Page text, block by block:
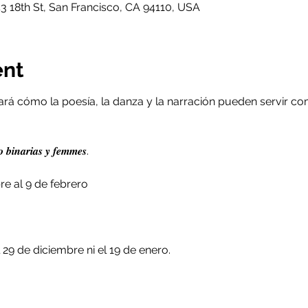
18th St, San Francisco, CA 94110, USA
cómo la poesía, la danza y la narración pueden servir
𝒃𝒊𝒏𝒂𝒓𝒊𝒂𝒔 𝒚 𝒇𝒆𝒎𝒎𝒆𝒔.
al 9 de febrero
de diciembre ni el 19 de enero.